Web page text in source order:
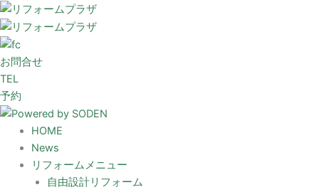
内
容
を
ス
キ
ッ
プ
お問合せ
TEL
予約
HOME
News
リフォームメニュー
自由設計リフォーム